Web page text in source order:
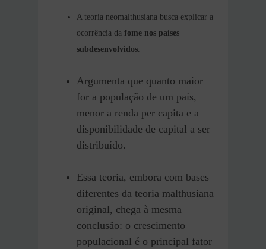
A teoria neomalthusiana busca explicar a
ocorrência da fome nos países
subdesenvolvidos.
Argumenta que quanto maior
for a população de um país,
menor a renda per capita e a
disponibilidade de capital a ser
distribuído.
Essa teoria, embora com bases
diferentes da teoria malthusiana
original, chega à mesma
conclusão: o crescimento
populacional é o principal fator